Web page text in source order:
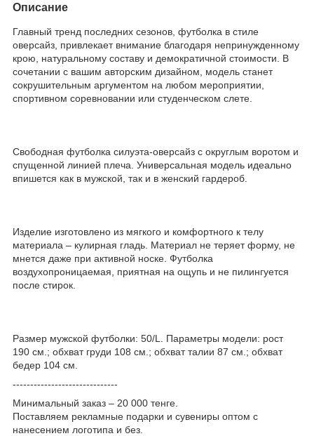
Описание
Главный тренд последних сезонов, футболка в стиле
оверсайз, привлекает внимание благодаря непринужденному
крою, натуральному составу и демократичной стоимости. В
сочетании с вашим авторским дизайном, модель станет
сокрушительным аргументом на любом мероприятии,
спортивном соревновании или студенческом слете.
Свободная футболка силуэта-оверсайз с округлым воротом и
спущенной линией плеча. Универсальная модель идеально
впишется как в мужской, так и в женский гардероб.
Изделие изготовлено из мягкого и комфортного к телу
материала – кулирная гладь. Материал не теряет форму, не
мнется даже при активной носке. Футболка
воздухопроницаемая, приятная на ощупь и не пилингуется
после стирок.
Размер мужской футболки: 50/L. Параметры модели: рост
190 см.; обхват груди 108 см.; обхват талии 87 см.; обхват
бедер 104 см.
------------------------------
Минимальный заказ – 20 000 тенге.
Поставляем рекламные подарки и сувениры оптом с
нанесением логотипа и без.